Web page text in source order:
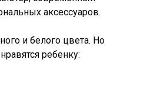
аксессуаров.
и белого цвета. Но
ребенку: